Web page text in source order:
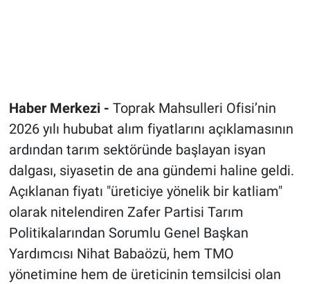
Haber Merkezi - Toprak Mahsulleri Ofisi’nin
2026 yılı hububat alım fiyatlarını açıklamasının
ardından tarım sektöründe başlayan isyan
dalgası, siyasetin de ana gündemi haline geldi.
Açıklanan fiyatı "üreticiye yönelik bir katliam"
olarak nitelendiren Zafer Partisi Tarım
Politikalarından Sorumlu Genel Başkan
Yardımcısı Nihat Babaözü, hem TMO
yönetimine hem de üreticinin temsilcisi olan